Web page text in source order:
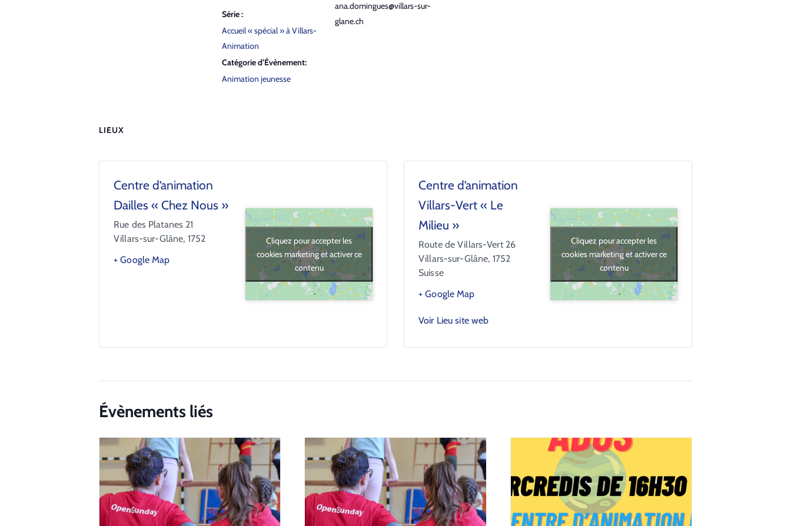
Série :
Accueil « spécial » à Villars-
Animation
Catégorie d’Évènement:
Animation jeunesse
ana.domingues@villars-sur-
glane.ch
LIEUX
Centre d’animation
Dailles « Chez Nous »
Rue des Platanes 21
Villars-sur-Glâne, 1752
+ Google Map
Cliquez pour accepter les
cookies marketing et activer ce
contenu
Centre d’animation
Villars-Vert « Le
Milieu »
Route de Villars-Vert 26
Villars-sur-Glâne, 1752
Suisse
+ Google Map
Voir Lieu site web
Cliquez pour accepter les
cookies marketing et activer ce
contenu
Évènements liés